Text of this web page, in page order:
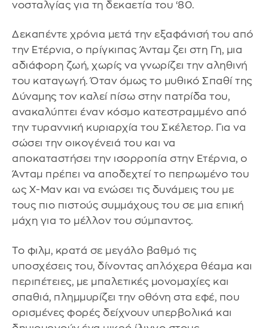
νοσταλγίας για τη δεκαετία του ‘80.
Δεκαπέντε χρόνια μετά την εξαφάνισή του από
την Ετέρνια, ο πρίγκιπας Άνταμ ζει στη Γη, μια
αδιάφορη ζωή, χωρίς να γνωρίζει την αληθινή
του καταγωγή. Όταν όμως το μυθικό Σπαθί της
Δύναμης τον καλεί πίσω στην πατρίδα του,
ανακαλύπτει έναν κόσμο κατεστραμμένο από
την τυραννική κυριαρχία του Σκέλετορ. Για να
σώσει την οικογένειά του και να
αποκαταστήσει την ισορροπία στην Ετέρνια, ο
Άνταμ πρέπει να αποδεχτεί το πεπρωμένο του
ως Χ-Μαν και να ενώσει τις δυνάμεις του με
τους πιο πιστούς συμμάχους του σε μια επική
μάχη για το μέλλον του σύμπαντος.
Το φιλμ, κρατά σε μεγάλο βαθμό τις
υποσχέσεις του, δίνοντας απλόχερα θέαμα και
περιπέτειες, με μπαλετικές μονομαχίες και
σπαθιά, πλημμυρίζει την οθόνη στα εφέ, που
ορισμένες φορές δείχνουν υπερβολικά και